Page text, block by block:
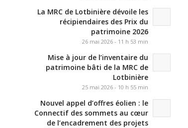
La MRC de Lotbinière dévoile les
récipiendaires des Prix du
patrimoine 2026
26 mai 2026 - 11 h 53 min
Mise à jour de l’inventaire du
patrimoine bâti de la MRC de
Lotbinière
25 mai 2026 - 10 h 55 min
Nouvel appel d’offres éolien : le
Connectif des sommets au cœur
de l’encadrement des projets